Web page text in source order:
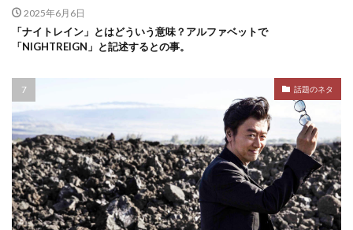
2025年6月6日
「ナイトレイン」とはどういう意味？アルファベットで
「NIGHTREIGN」と記述するとの事。
話題のネタ